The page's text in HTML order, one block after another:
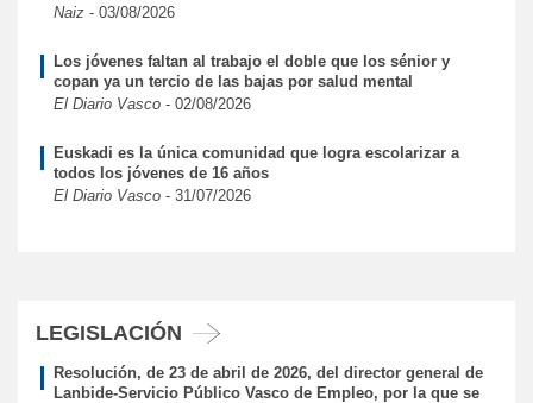
Naiz - 03/08/2026
Los jóvenes faltan al trabajo el doble que los sénior y
copan ya un tercio de las bajas por salud mental
El Diario Vasco - 02/08/2026
Euskadi es la única comunidad que logra escolarizar a
todos los jóvenes de 16 años
El Diario Vasco - 31/07/2026
LEGISLACIÓN
Resolución, de 23 de abril de 2026, del director general de
Lanbide-Servicio Público Vasco de Empleo, por la que se